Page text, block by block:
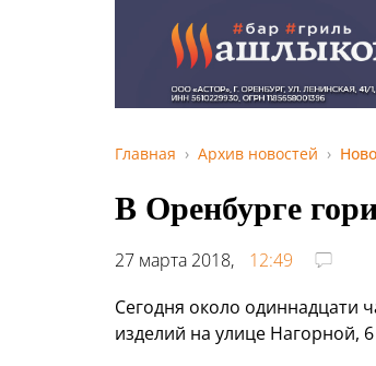
Главная Архив новостей
В Оренбурге
27 марта 2018,
12:49
Сегодня около одиннадцати
изделий на улице Нагорной,